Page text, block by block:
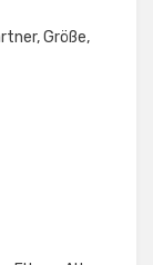
Größe,